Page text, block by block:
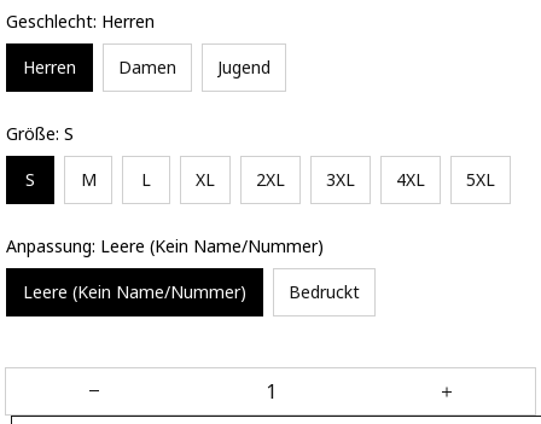
Geschlecht: Herren
Herren Damen Jugend
Größe: S
S M L XL 2XL 3XL 4XL 5XL
Anpassung: Leere (Kein Name/Nummer)
Leere (Kein Name/Nummer) Bedruckt